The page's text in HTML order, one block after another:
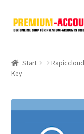
Zur
Navigation
Zum
Inhalt
Rapidgator
FileJoker
Depositfiles
Start Rapidcloud
Key